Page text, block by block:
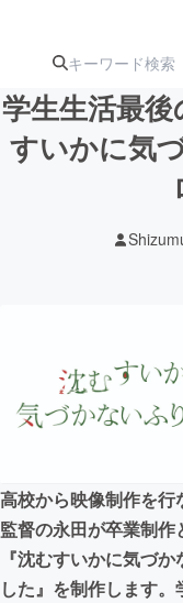
映像・映
まちづく
学生生活最
すいかに気
高校から映像制作を行
監督の永田が卒業制作
『沈むすいかに気づ
した』を制作します。